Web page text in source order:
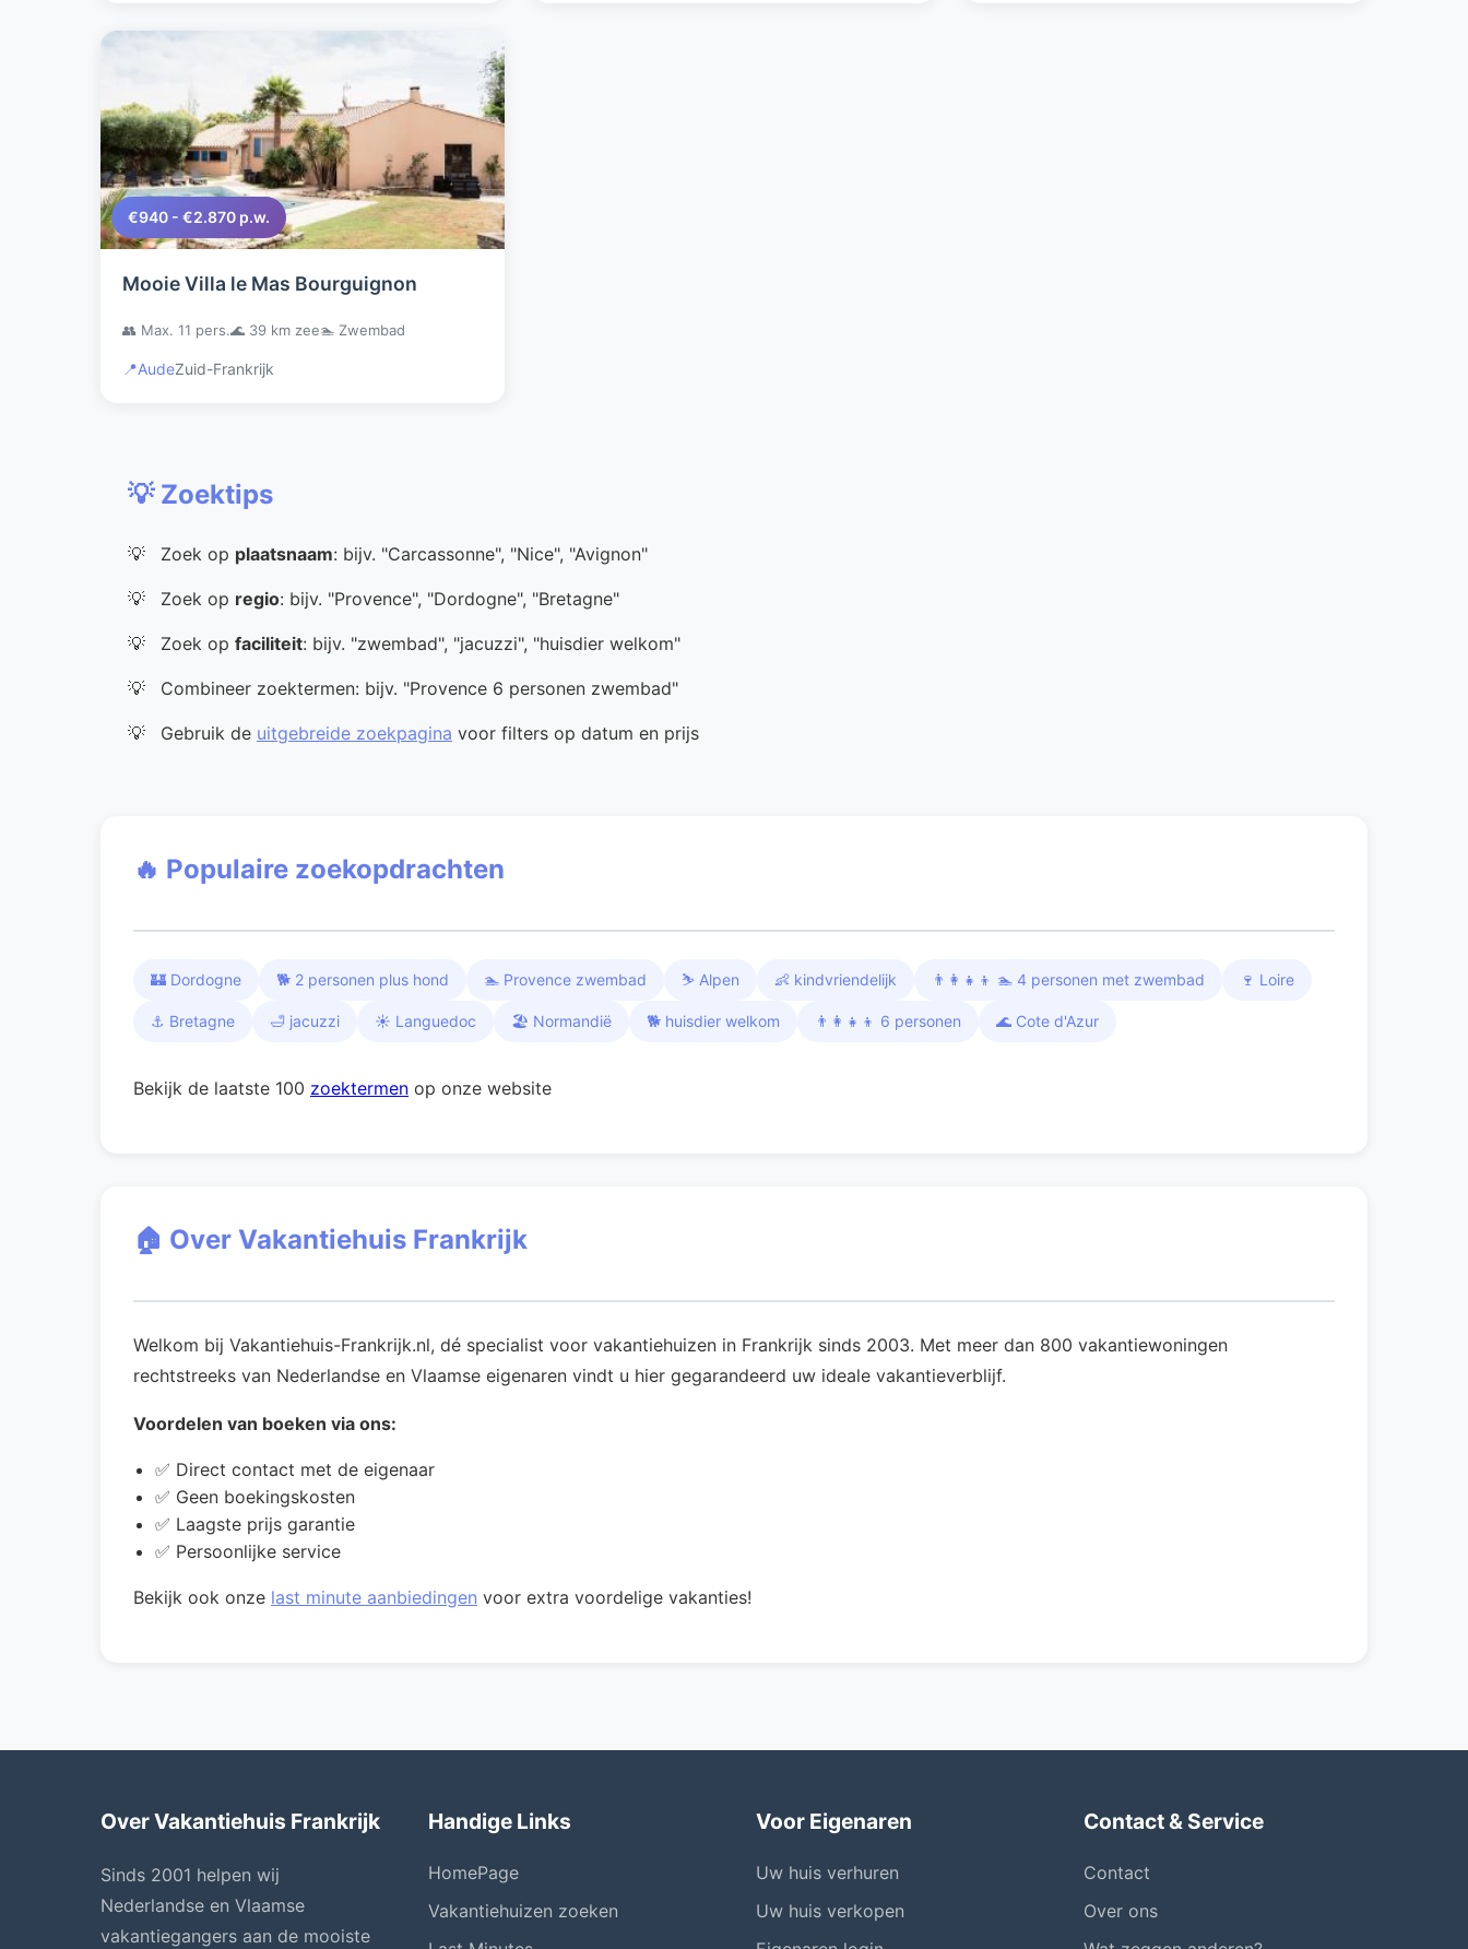
€940 - €2.870 p.w.
Mooie Villa le Mas Bourguignon
👥 Max. 11 pers.🌊 39 km zee🏊 Zwembad
📍AudeZuid-Frankrijk
💡 Zoektips
Zoek op plaatsnaam: bijv. "Carcassonne", "Nice", "Avignon"
Zoek op regio: bijv. "Provence", "Dordogne", "Bretagne"
Zoek op faciliteit: bijv. "zwembad", "jacuzzi", "huisdier welkom"
Combineer zoektermen: bijv. "Provence 6 personen zwembad"
Gebruik de uitgebreide zoekpagina voor filters op datum en prijs
🔥 Populaire zoekopdrachten
🏰 Dordogne 🐕 2 personen plus hond 🏊 Provence zwembad ⛷️ Alpen 👶 kindvriendelijk 👨‍👩‍👧‍👦 🏊 4 personen met zwembad 🍷 Loire
⚓ Bretagne 🛁 jacuzzi ☀️ Languedoc 🏖️ Normandië 🐕 huisdier welkom 👨‍👩‍👧‍👦 6 personen 🌊 Cote d'Azur
Bekijk de laatste 100 zoektermen op onze website
🏠 Over Vakantiehuis Frankrijk
Welkom bij Vakantiehuis-Frankrijk.nl, dé specialist voor vakantiehuizen in Frankrijk sinds 2003. Met meer dan 800 vakantiewoningen
rechtstreeks van Nederlandse en Vlaamse eigenaren vindt u hier gegarandeerd uw ideale vakantieverblijf.
Voordelen van boeken via ons:
✅ Direct contact met de eigenaar
✅ Geen boekingskosten
✅ Laagste prijs garantie
✅ Persoonlijke service
Bekijk ook onze last minute aanbiedingen voor extra voordelige vakanties!
Over Vakantiehuis Frankrijk
Sinds 2001 helpen wij
Nederlandse en Vlaamse
vakantiegangers aan de mooiste
Handige Links
HomePage
Vakantiehuizen zoeken
Voor Eigenaren
Uw huis verhuren
Uw huis verkopen
Contact & Service
Contact
Over ons